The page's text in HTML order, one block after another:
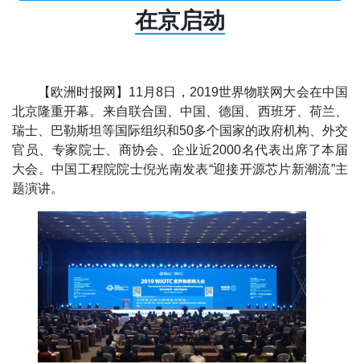
在京启动
【欧洲时报网】11月8日，2019世界物联网大会在中国
北京隆重开幕。来自联合国、中国、德国、西班牙、荷兰、
瑞士、巴勒斯坦等国际组织和50多个国家的政府机构、外交
官员、专家院士、商协会、企业近2000名代表出席了本届
大会。中国工程院院士倪光南发表“迎接开源芯片新潮流”主
题演讲。